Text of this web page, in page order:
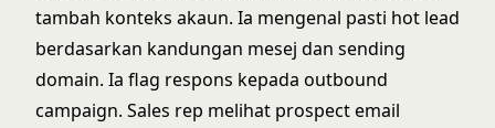
tambah konteks akaun. Ia mengenal pasti hot lead
berdasarkan kandungan mesej dan sending
domain. Ia flag respons kepada outbound
campaign. Sales rep melihat prospect email